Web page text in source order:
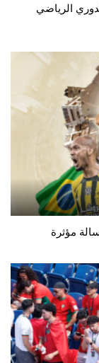
الرياضي
مؤثرة